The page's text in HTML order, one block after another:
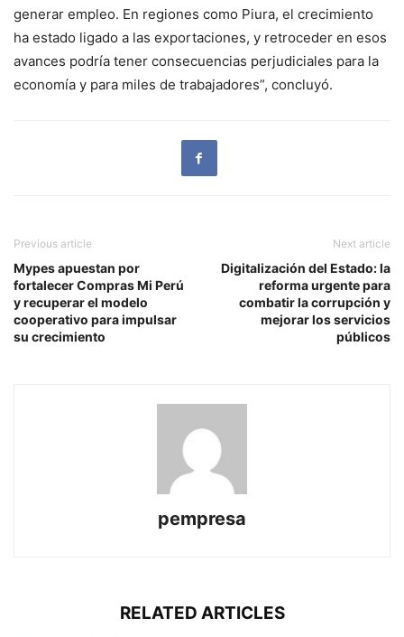
generar empleo. En regiones como Piura, el crecimiento
ha estado ligado a las exportaciones, y retroceder en esos
avances podría tener consecuencias perjudiciales para la
economía y para miles de trabajadores”, concluyó.
Previous article
Mypes apuestan por
fortalecer Compras Mi Perú
y recuperar el modelo
cooperativo para impulsar
su crecimiento
Next article
Digitalización del Estado: la
reforma urgente para
combatir la corrupción y
mejorar los servicios
públicos
pempresa
RELATED ARTICLES